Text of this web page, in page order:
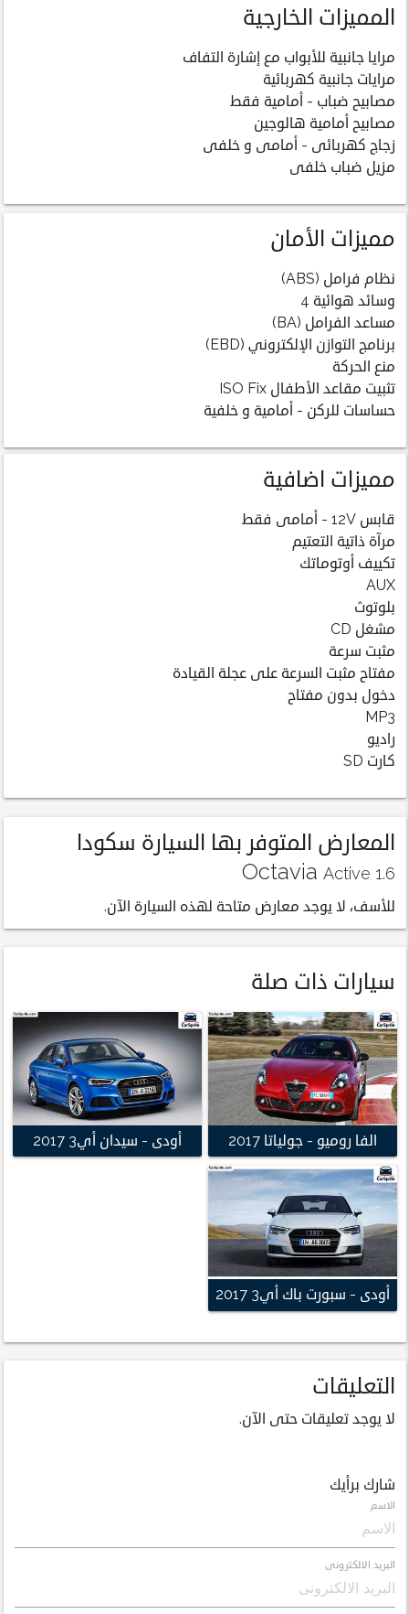
المميزات الخارجية
مرايا جانبية للأبواب مع إشارة التفاف
مرايات جانبية كهربائية
مصابيح ضباب - أمامية فقط
مصابيح أمامية هالوجين
زجاج كهربائى - أمامى و خلفى
مزيل ضباب خلفى
مميزات الأمان
نظام فرامل (ABS)
وسائد هوائية 4
مساعد الفرامل (BA)
برنامج التوازن الإلكتروني (EBD)
منع الحركة
تثبيت مقاعد الأطفال ISO Fix
حساسات للركن - أمامية و خلفية
مميزات اضافية
قابس 12V - أمامى فقط
مرآة ذاتية التعتيم
تكييف أوتوماتك
AUX
بلوتوث
مشغل CD
مثبت سرعة
مفتاح مثبت السرعة على عجلة القيادة
دخول بدون مفتاح
MP3
راديو
كارت SD
المعارض المتوفر بها السيارة سكودا
Octavia Active 1.6
للأسف، لا يوجد معارض متاحة لهذه السيارة الآن.
سيارات ذات صلة
الفا روميو - جولياتا 2017 أودى - سيدان أي3 2017
أودى - سبورت باك أي3 2017
التعليقات
لا يوجد تعليقات حتى الآن.
شارك برأيك
الاسم
البريد الالكترونى